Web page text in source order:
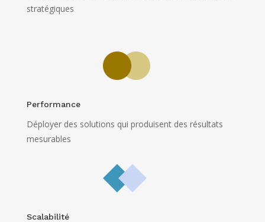
stratégiques
Performance
Déployer des solutions qui produisent des résultats
mesurables
Scalabilité